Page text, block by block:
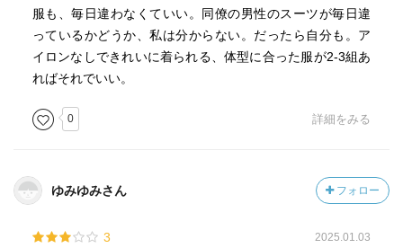
服も、毎日違わなくていい。同僚の男性のスーツが毎日違
っているかどうか、私は分からない。だったら自分も。ア
イロンなしできれいに着られる、体型に合った服が2-3組あ
ればそれでいい。
0 詳細をみる
ゆみゆみさん フォロー
3 2025.01.03